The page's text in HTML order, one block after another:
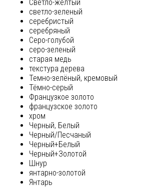
Светло-желтый
светло-зеленый
серебристый
серебряный
Серо-голубой
серо-зеленый
старая медь
текстура дерева
Темно-зелёный, кремовый
Тёмно-серый
Французкое золото
французское золото
хром
Черный, Белый
Черный/Песчаный
Черный+Белый
Черный+Золотой
Шнур
янтарно-золотой
Янтарь